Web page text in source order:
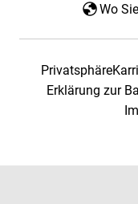
Wo
Privatsphäre
Erklärung zur